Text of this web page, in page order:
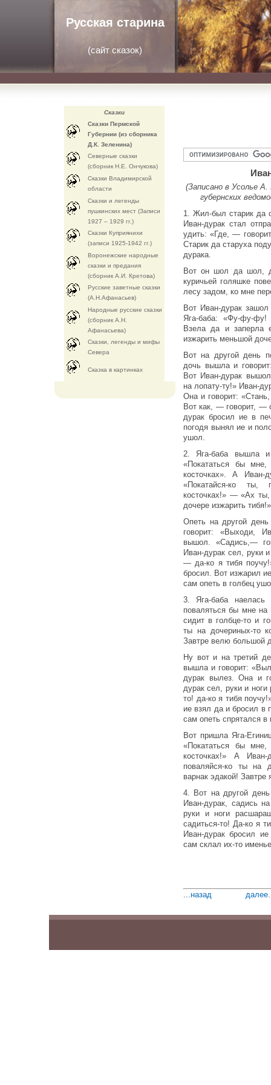
Русская старина
(сайт сказок)
(Записано в Усолье
губернских
1. Жил-был старик да
Иван-дурак стал
удить: «Где, —
Старик да старуха
дурака.
Вот он шол да шол,
куричьей голяшке
лесу задом, ко мне
Вот Иван-дурак
Яга-баба: «Фу-фу-
Взела да и
изжарить меньшой
Вот на другой день
дочь вышла и
Вот Иван-дурак
на лопату-ту!» Иван-
Она и говорит:
Вот как, — говорит, —
дурак бросил ие в
погодя вынял ие и
ушол.
2. Яга-баба вышла
«Покататься бы
косточках». А Иван-
«Покатайся-ко ты,
косточках!» — «Ах
дочере изжарить тибя!»
Опеть на другой
говорит: «Выходи,
вышол. «Садись,—
Иван-дурак сел, руки
— да-ко я тибя
бросил. Вот изжарил
сам опеть в голбец
3. Яга-баба
поваляться бы мне на
сидит в голбце-то и
ты на дочериных-то
Завтре велю большой
Ну вот и на третий
вышла и говорит:
дурак вылез. Она и
дурак сел, руки и
то! да-ко я тибя
ие взял да и бросил в
сам опеть спрятался в
Вот пришла Яга-
«Покататься бы
косточках!» А Иван-
поваляйся-ко ты на
варнак эдакой! Завтре
4. Вот на другой
Иван-дурак, садись
руки и ноги
садиться-то! Да-ко я
Иван-дурак бросил
сам склал их-то
...назад далее
Сказки
Сказки Пермской
Губернии (из сборника
Д.К. Зеленина)
Северные сказки
(сборник Н.Е. Ончукова)
Сказки Владимирской
области
Сказки и легенды
пушкинских мест (Записи
1927 – 1929 гг.)
Сказки Куприянихи
(записи 1925-1942 гг.)
Воронежские народные
сказки и предания
(сборник А.И. Кретова)
Русские заветные сказки
(А.Н.Афанасьев)
Народные русские сказки
(сборник А.Н.
Афанасьева)
Сказки, легенды и мифы
Севера
Cказка в картинках